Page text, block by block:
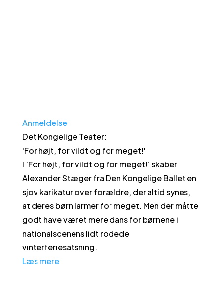
Anmeldelse
Det Kongelige Teater:
'For højt, for vildt og for meget!'
I ’For højt, for vildt og for meget!’ skaber
Alexander Stæger fra Den Kongelige Ballet en
sjov karikatur over forældre, der altid synes,
at deres børn larmer for meget. Men der måtte
godt have været mere dans for børnene i
nationalscenens lidt rodede
vinterferiesatsning.
Læs mere